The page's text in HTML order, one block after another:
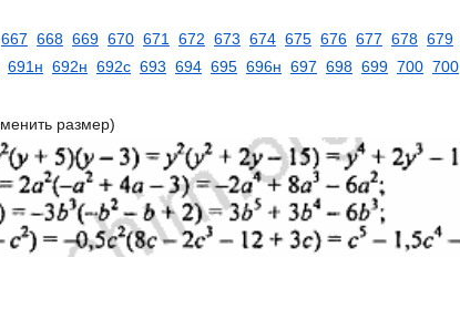
667 668 669 670 671 672 673 674 675 676 677 678 679
691н 692н 692с 693 694 695 696н 697 698 699 700 700
размер)